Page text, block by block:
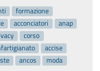
formazione
acconciatori
anap
corso
accise
ancos
moda